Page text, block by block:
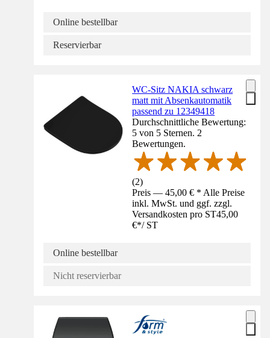
Online bestellbar
Reservierbar
WC-Sitz NAKIA schwarz
matt mit Absenkautomatik
passend zu 12349418
Durchschnittliche Bewertung:
5 von 5 Sternen. 2
Bewertungen.
(2)
Preis — 45,00 € * Alle Preise
inkl. MwSt. und ggf. zzgl.
Versandkosten pro ST45,00
€*/ ST
Online bestellbar
Nicht reservierbar